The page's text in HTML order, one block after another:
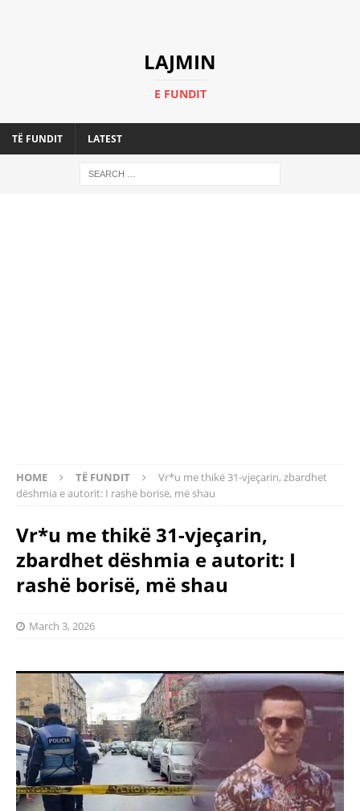
LAJMIN
E FUNDIT
TË FUNDIT LATEST
HOME TË FUNDIT
Vr*u me thikë 31-vjeçarin, zbardhet
dëshmia e autorit: I rashë borisë, më shau
Vr*u me thikë 31-vjeçarin,
zbardhet dëshmia e autorit: I
rashë borisë, më shau
March 3, 2026